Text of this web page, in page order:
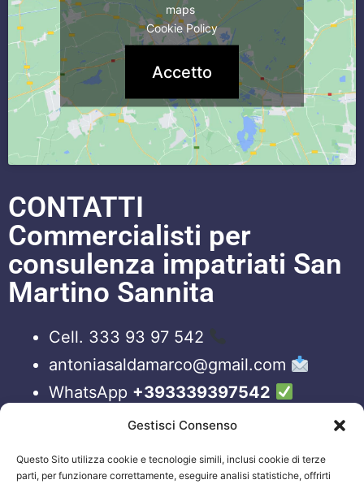
Gestisci Consenso
Questo Sito utilizza cookie e tecnologie simili, inclusi cookie di terze
parti, per funzionare correttamente, eseguire analisi statistiche, offrirti
maps
Cookie Policy
Accetto
CONTATTI
Commercialisti per
consulenza impatriati San
Martino Sannita
Cell. 333 93 97 542
antoniasaldamarco@gmail.com
WhatsApp +393339397542
ORARI APERTURA UFFICI